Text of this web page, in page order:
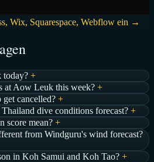
Wix, Squarespace, Webflow ein →
today? +
at Aow Leuk this week? +
cancelled? +
dive conditions forecast? +
score mean? +
from Windguru's wind forecast?
in Koh Samui and Koh Tao? +